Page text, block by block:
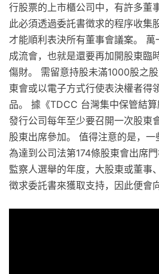
行股票的上市櫃公司中，有許多董
此必須透過委託書徵求的程序收集
才能順利表決所有董事會議案。
成流會，也就是還要再加開股東臨
傷財。 需留意持股未滿1000股之
東會或以電子方式行使表決權者得
品。 據《TDCC 台灣集中保管結
發行公司每年至少要召開一次股東
股東出席參加。 值得注意的是，一
為達到公司法第174條股東會出席
監察人選舉的年度，大股東或董事
徵求委託書來獲取支持，因此便會